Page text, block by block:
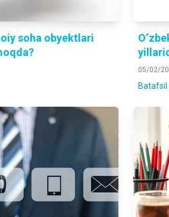
soha obyektlari
05/02/
Batafsil